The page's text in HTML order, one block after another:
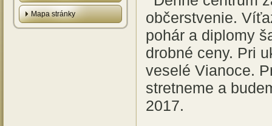
Mapa stránky
občerstvenie.
pohár a diplomy
drobné ceny. Pri
veselé Vianoce.
stretneme a
2017.